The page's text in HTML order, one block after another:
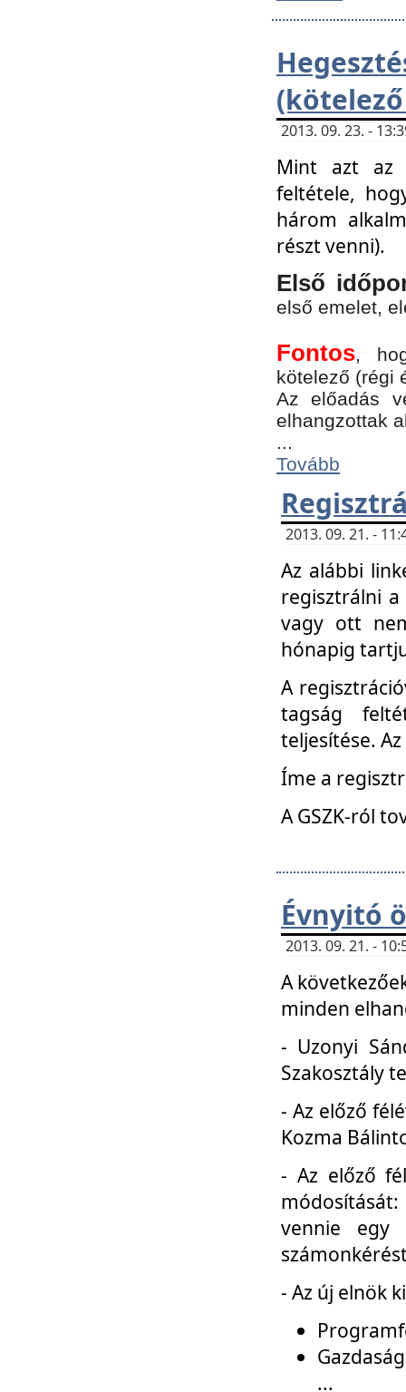
2013. 09. 23. -
Mint azt az
feltétele,
három
részt venni).
Első
első emelet,
Fontos,
kötelező (régi
Az előadás
elhangzottak
...
Tovább
2013. 09. 21. -
Az alábbi
regisztrálni
vagy ott
hónapig
A
tagság
teljesítése.
Íme a
A GSZK-ról
Évnyitó
2013. 09. 21. -
A
minden
- Uzonyi
Szakosztály
- Az előző
Kozma
- Az előző
vennie egy
- Az új elnök
...